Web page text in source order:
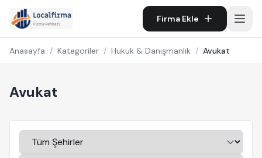
Firma Ekle
Anasayfa / Kategoriler / Hukuk & Danışmanlık / Avukat
Avukat